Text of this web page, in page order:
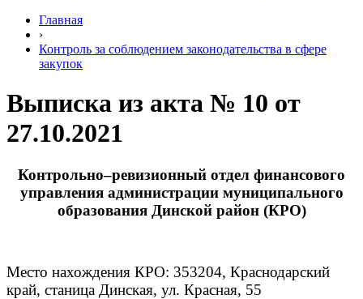
Главная
›
Контроль за соблюдением законодательства в сфере
закупок
Выписка из акта № 10 от
27.10.2021
Контрольно–ревизионный отдел финансового
управления администрации муниципального
образования Динской район (КРО)
Место нахождения КРО: 353204, Краснодарский
край, станица Динская, ул. Красная, 55